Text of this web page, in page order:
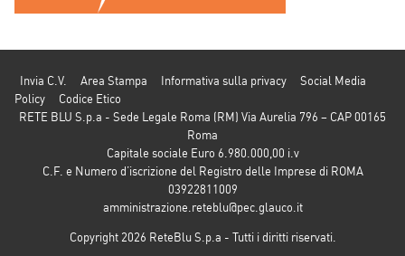
Invia C.V. Area Stampa Informativa sulla privacy
Social Media
Policy
Codice Etico
RETE BLU S.p.a - Sede Legale Roma (RM) Via Aurelia 796 – CAP 00165
Roma
Capitale sociale Euro 6.980.000,00 i.v
C.F. e Numero d’iscrizione del Registro delle Imprese di ROMA
03922811009
amministrazione.reteblu@pec.glauco.it
Copyright 2026 ReteBlu S.p.a - Tutti i diritti riservati.